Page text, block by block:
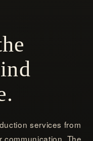
services from
The